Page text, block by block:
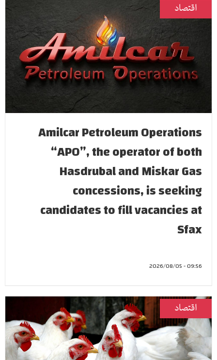
اقتصاد
Amilcar Petroleum Operations
“APO”, the operator of both
Hasdrubal and Miskar Gas
concessions, is seeking
candidates to fill vacancies at
Sfax
09:56 - 2026/08/05
اقتصاد